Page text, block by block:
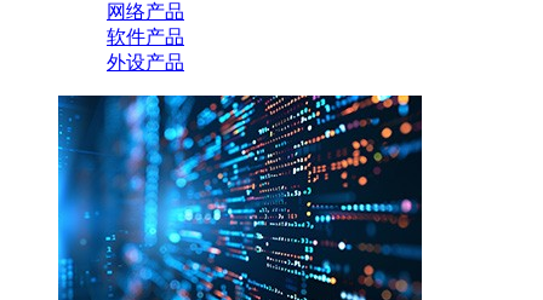
网络产品
软件产品
外设产品